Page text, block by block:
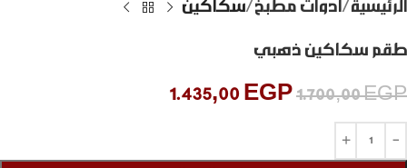
الرئيسية ادوات مطبخ سكاكين
طقم سكاكين ذهبي
1.700,00EGP
1.435,00 EGP